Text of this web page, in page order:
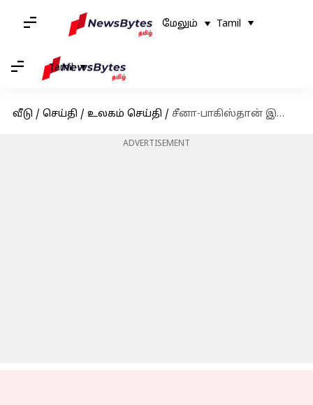
மேலும் Tamil
Tamil
வீடு / செய்தி / உலகம் செய்தி / சீனா-பாகிஸ்தான் இடையே அதிகரிக்கும் ஏஐ சார்ந்த பாதுகாப்பு ஒத்துழைப்பு; இந்தியாவிற்கு அச்சுறுத்தல்?
ADVERTISEMENT